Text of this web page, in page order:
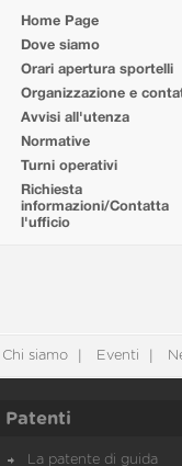
Home Page
Dove siamo
Orari apertura sportelli
Organizzazione e
Avvisi all'utenza
Normative
Turni operativi
Richiesta
informazioni/Contatta
l'ufficio
Chi siamo Eventi
Patenti
La patente di guida